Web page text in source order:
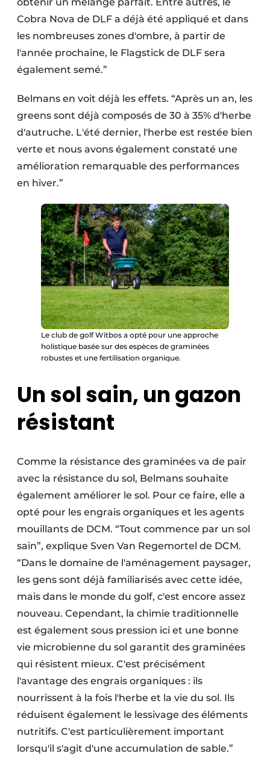
Cobra Nova de DLF a déjà été appliqué et dans
les nombreuses zones d'ombre, à partir de
l'année prochaine, le Flagstick de DLF sera
également semé.”
Belmans en voit déjà les effets. “Après un an, les
greens sont déjà composés de 30 à 35% d'herbe
d'autruche. L'été dernier, l'herbe est restée bien
verte et nous avons également constaté une
amélioration remarquable des performances
en hiver.”
Le club de golf Witbos a opté pour une approche
holistique basée sur des espèces de graminées
robustes et une fertilisation organique.
Un sol sain, un gazon
résistant
Comme la résistance des graminées va de pair
avec la résistance du sol, Belmans souhaite
également améliorer le sol. Pour ce faire, elle a
opté pour les engrais organiques et les agents
mouillants de DCM. “Tout commence par un sol
sain”, explique Sven Van Regemortel de DCM.
“Dans le domaine de l'aménagement paysager,
les gens sont déjà familiarisés avec cette idée,
mais dans le monde du golf, c'est encore assez
nouveau. Cependant, la chimie traditionnelle
est également sous pression ici et une bonne
vie microbienne du sol garantit des graminées
qui résistent mieux. C'est précisément
l'avantage des engrais organiques : ils
nourrissent à la fois l'herbe et la vie du sol. Ils
réduisent également le lessivage des éléments
nutritifs. C'est particulièrement important
lorsqu'il s'agit d'une accumulation de sable.”